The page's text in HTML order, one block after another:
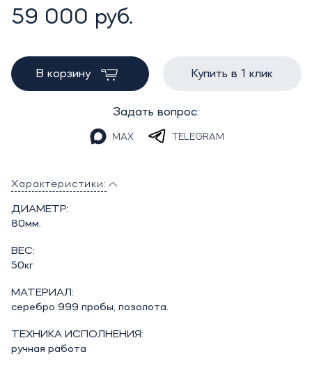
59 000 руб.
В корзину Купить в 1 клик
Задать вопрос:
MAX TELEGRAM
Характеристики:
ДИАМЕТР:
80мм.
ВЕС:
50кг
МАТЕРИАЛ:
серебро 999 пробы, позолота.
ТЕХНИКА ИСПОЛНЕНИЯ:
ручная работа